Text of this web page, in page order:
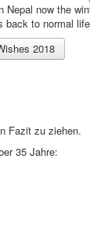
Nepal now the
back to normal
2018
Fazit zu ziehen.
35 Jahre: